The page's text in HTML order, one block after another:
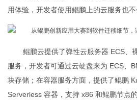
用体验，开发者使用鲲鹏上的云服务也不
鲲鹏云提供了弹性云服务器 ECS、
服务，开发者可通过云硬盘来为 ECS、
块存储；在容器服务方面，提供了鲲鹏
Serverless 容器，支持 x86 和鲲鹏节点